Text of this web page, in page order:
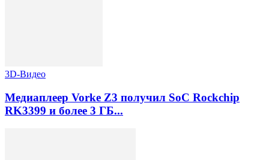
3D-Видео
Медиаплеер Vorke Z3 получил SoC Rockchip
RK3399 и более 3 ГБ...